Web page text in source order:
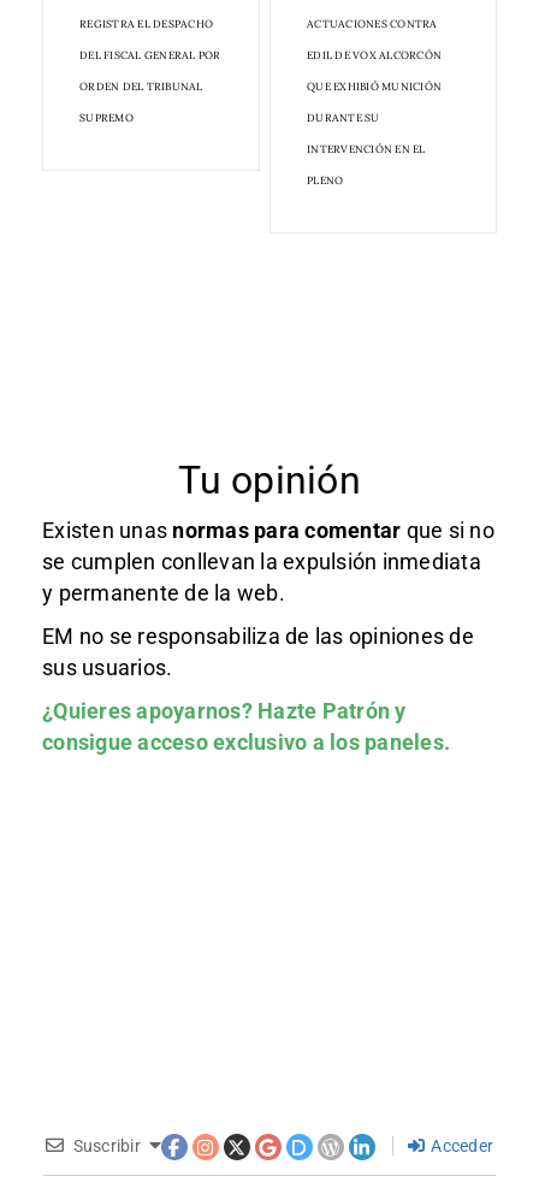
REGISTRA EL DESPACHO
DEL FISCAL GENERAL POR
ORDEN DEL TRIBUNAL
SUPREMO
ACTUACIONES CONTRA
EDIL DE VOX ALCORCÓN
QUE EXHIBIÓ MUNICIÓN
DURANTE SU
INTERVENCIÓN EN EL
PLENO
Tu opinión
Existen unas normas para comentar que si no
se cumplen conllevan la expulsión inmediata
y permanente de la web.
EM no se responsabiliza de las opiniones de
sus usuarios.
¿Quieres apoyarnos? Hazte Patróny
consigue acceso exclusivo a los paneles.
Suscribir Acceder